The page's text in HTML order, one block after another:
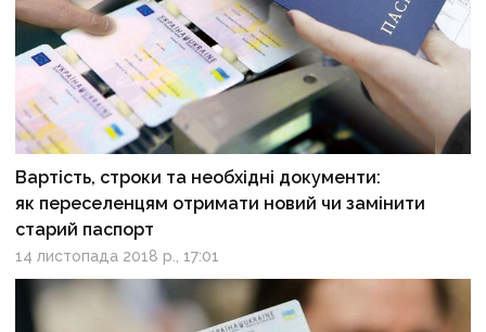
Вартість, строки та необхідні документи:
як переселенцям отримати новий чи замінити
старий паспорт
14 листопада 2018 р., 17:01